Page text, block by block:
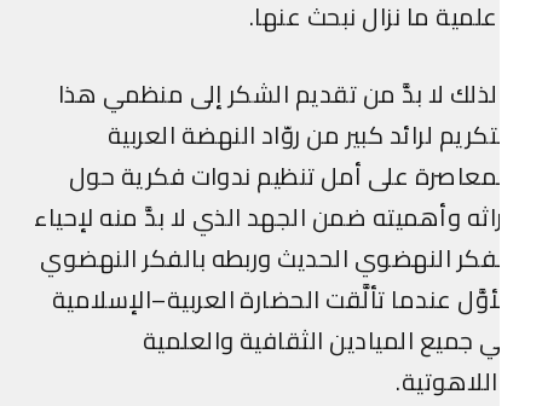
ما نزال نبحث عنها.
لا بدَّ من تقديم الشكر إلى منظمي هذا
لرائد كبير من روّاد النهضة العربية
على أمل تنظيم ندوات فكرية حول
وأهميته ضمن الجهد الذي لا بدَّ منه لإحياء
النهضوي الحديث وربطه بالفكر النهضوي
عندما تألَّقت الحضارة العربية–الإسلامية
جميع الميادين الثقافية والعلمية